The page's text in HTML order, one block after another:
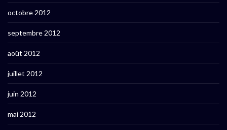
octobre 2012
septembre 2012
août 2012
juillet 2012
juin 2012
mai 2012